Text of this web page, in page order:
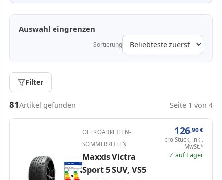
Auswahl eingrenzen
Sortierung
Filter
Passende Reifen in 235/55 R20
81Artikel gefunden Seite 1 von 4
ENERG
Maxxis 42312000
235/55 R20 102W C1
C C C
OFFROADREIFEN-
SOMMERREIFEN
Maxxis Victra
Sport 5 SUV, VS5
126,90€
pro Stück, inkl.
MwSt.*
✓ auf Lager